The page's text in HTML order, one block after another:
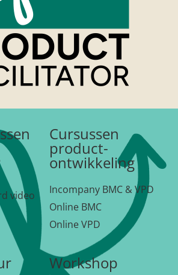
video
Cursussen
product-
ontwikkeling
Incompany BMC & VPD
Online BMC
Online VPD
Workshop